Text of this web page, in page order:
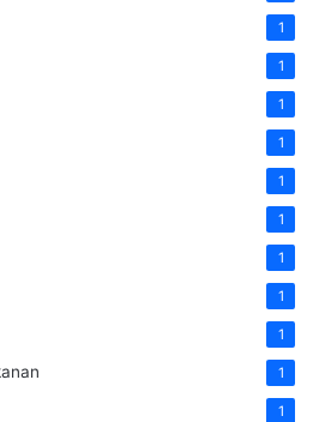
1
1
1
1
1
1
1
1
1
1
1